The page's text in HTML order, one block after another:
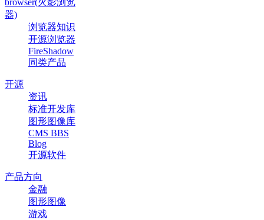
器)
浏览器知识
开源浏览器
FireShadow
同类产品
开源
资讯
标准开发库
图形图像库
CMS BBS
Blog
开源软件
产品方向
金融
图形图像
游戏